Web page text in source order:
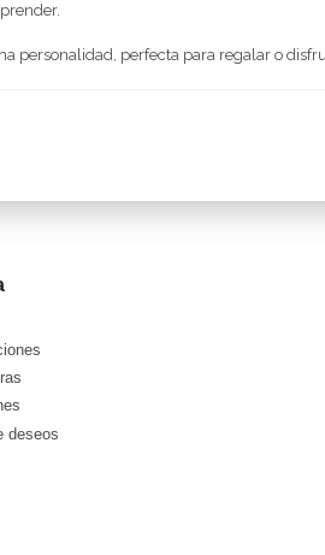
personalidad, perfecta para regalar o
deseos